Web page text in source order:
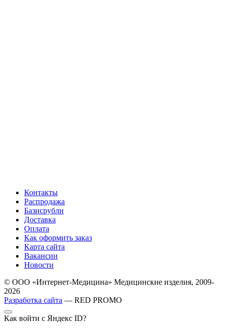
Контакты
Распродажа
Базисрубли
Доставка
Оплата
Как оформить заказ
Карта сайта
Вакансии
Новости
© ООО «Интернет-Медицина» Медицинские изделия, 2009-
2026
Разработка сайта — RED PROMO
Как войти с Яндекс ID?